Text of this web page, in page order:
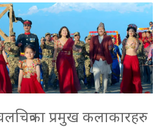
प्रमुख कलाकारहरु